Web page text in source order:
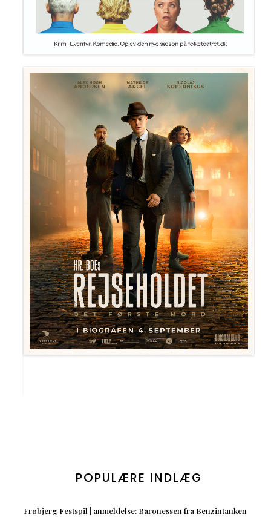
POPULÆRE INDLÆG
Frøbjerg Festspil | anmeldelse: Baronessen fra Benzintanken